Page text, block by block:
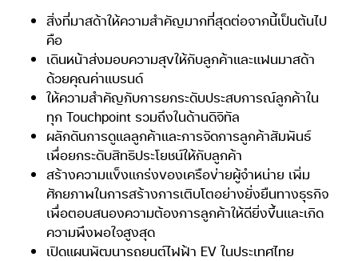
สิ่งที่มาสด้าให้ความสำคัญมากที่สุดต่อจากนี้เป็นต้นไป
คือ
เดินหน้าส่งมอบความสุขให้กับลูกค้าและแฟนมาสด้า
ด้วยคุณค่าแบรนด์
ให้ความสำคัญกับการยกระดับประสบการณ์ลูกค้าใน
ทุก Touchpoint รวมถึงในด้านดิจิทัล
ผลักดันการดูแลลูกค้าและการจัดการลูกค้าสัมพันธ์
เพื่อยกระดับสิทธิประโยชน์ให้กับลูกค้า
สร้างความแข็งแกร่งของเครือข่ายผู้จำหน่าย เพิ่ม
ศักยภาพในการสร้างการเติบโตอย่างยั่งยืนทางธุรกิจ
เพื่อตอบสนองความต้องการลูกค้าให้ดียิ่งขึ้นและเกิด
ความพึงพอใจสูงสุด
เปิดแผนพัฒนารถยนต์ไฟฟ้า EV ในประเทศไทย